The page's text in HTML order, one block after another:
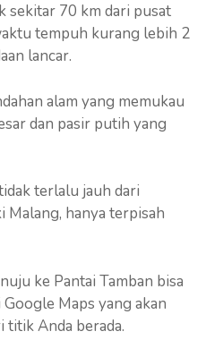
sekitar 70 km dari pusat
tempuh kurang lebih 2
lancar.
alam yang memukau
dan pasir putih yang
terlalu jauh dari
Malang, hanya terpisah
ke Pantai Tamban bisa
Maps yang akan
titik Anda berada.